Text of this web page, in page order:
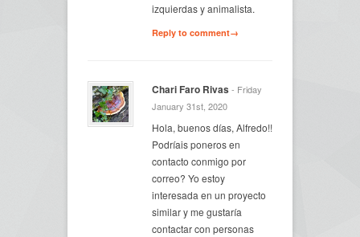
izquierdas y animalista.
Reply to comment→
Chari Faro Rivas - Friday
January 31st, 2020
Hola, buenos días, Alfredo!!
Podríais poneros en
contacto conmigo por
correo? Yo estoy
interesada en un proyecto
similar y me gustaría
contactar con personas